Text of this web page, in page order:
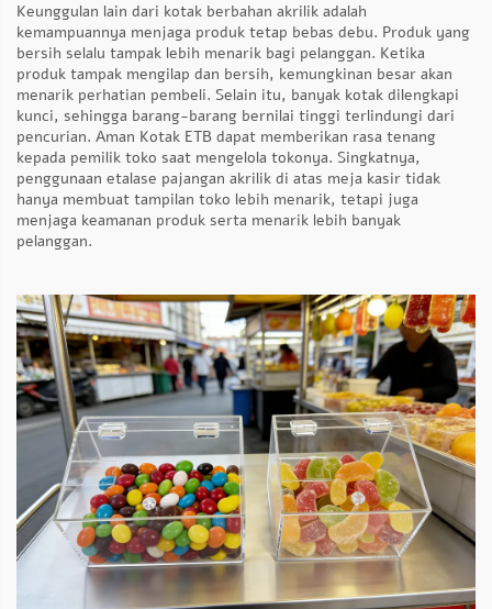
Keunggulan lain dari kotak berbahan akrilik adalah
kemampuannya menjaga produk tetap bebas debu. Produk yang
bersih selalu tampak lebih menarik bagi pelanggan. Ketika
produk tampak mengilap dan bersih, kemungkinan besar akan
menarik perhatian pembeli. Selain itu, banyak kotak dilengkapi
kunci, sehingga barang-barang bernilai tinggi terlindungi dari
pencurian. Aman Kotak ETB dapat memberikan rasa tenang
kepada pemilik toko saat mengelola tokonya. Singkatnya,
penggunaan etalase pajangan akrilik di atas meja kasir tidak
hanya membuat tampilan toko lebih menarik, tetapi juga
menjaga keamanan produk serta menarik lebih banyak
pelanggan.